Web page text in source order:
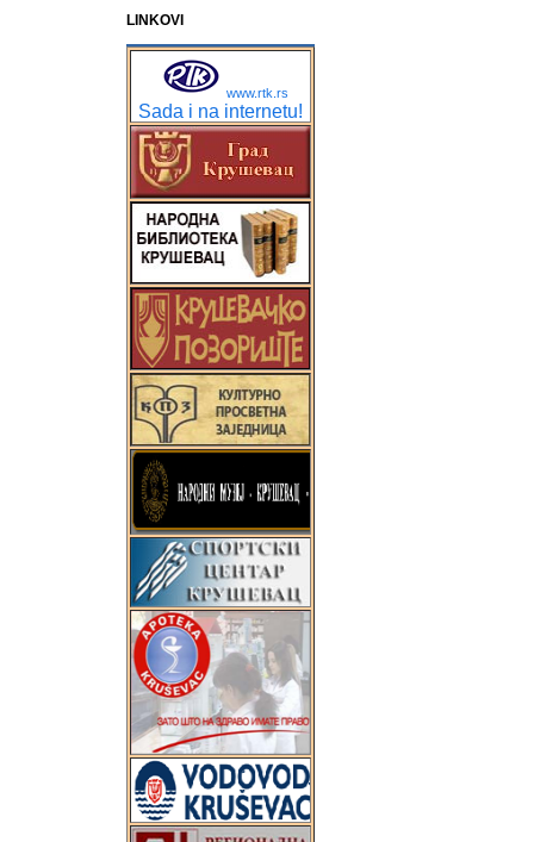
LINKOVI
www.rtk.rs
Sada i na internetu!